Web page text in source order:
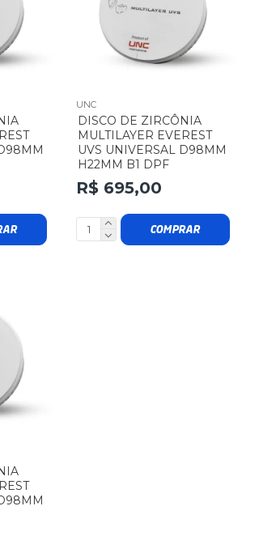
UNC
DISCO DE ZIRCÔNIA
MULTILAYER EVEREST
UVS UNIVERSAL D98MM
H22MM B1 DPF
R$ 695,00
COMPRAR